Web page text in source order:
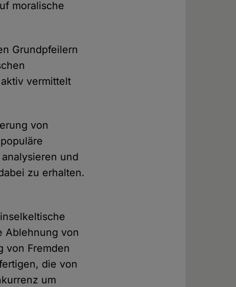
moralische
Grundpfeilern
vermittelt
von
und
zu erhalten.
Ablehnung von
von Fremden
die von
um